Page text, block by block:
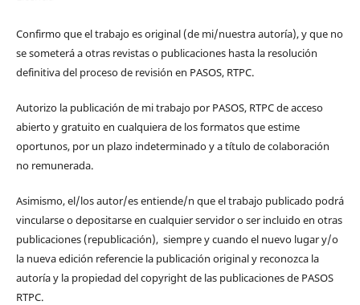
Confirmo que el trabajo es original (de mi/nuestra autoría), y que no
se someterá a otras revistas o publicaciones hasta la resolución
definitiva del proceso de revisión en PASOS, RTPC.
Autorizo la publicación de mi trabajo por PASOS, RTPC de acceso
abierto y gratuito en cualquiera de los formatos que estime
oportunos, por un plazo indeterminado y a título de colaboración
no remunerada.
Asimismo, el/los autor/es entiende/n que el trabajo publicado podrá
vincularse o depositarse en cualquier servidor o ser incluido en otras
publicaciones (republicación), siempre y cuando el nuevo lugar y/o
la nueva edición referencie la publicación original y reconozca la
autoría y la propiedad del copyright de las publicaciones de PASOS
RTPC.